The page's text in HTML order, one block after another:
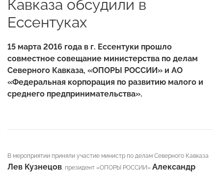
Кавказа обсудили в
Ессентуках
15 марта 2016 года в г. Ессентуки прошло
совместное совещание министерства по делам
Северного Кавказа, «ОПОРЫ РОССИИ» и АО
«Федеральная корпорация по развитию малого и
среднего предпринимательства».
В мероприятии приняли участие министр по делам Северного Кавказа
Лев Кузнецов , президент «ОПОРЫ РОССИИ» Александр